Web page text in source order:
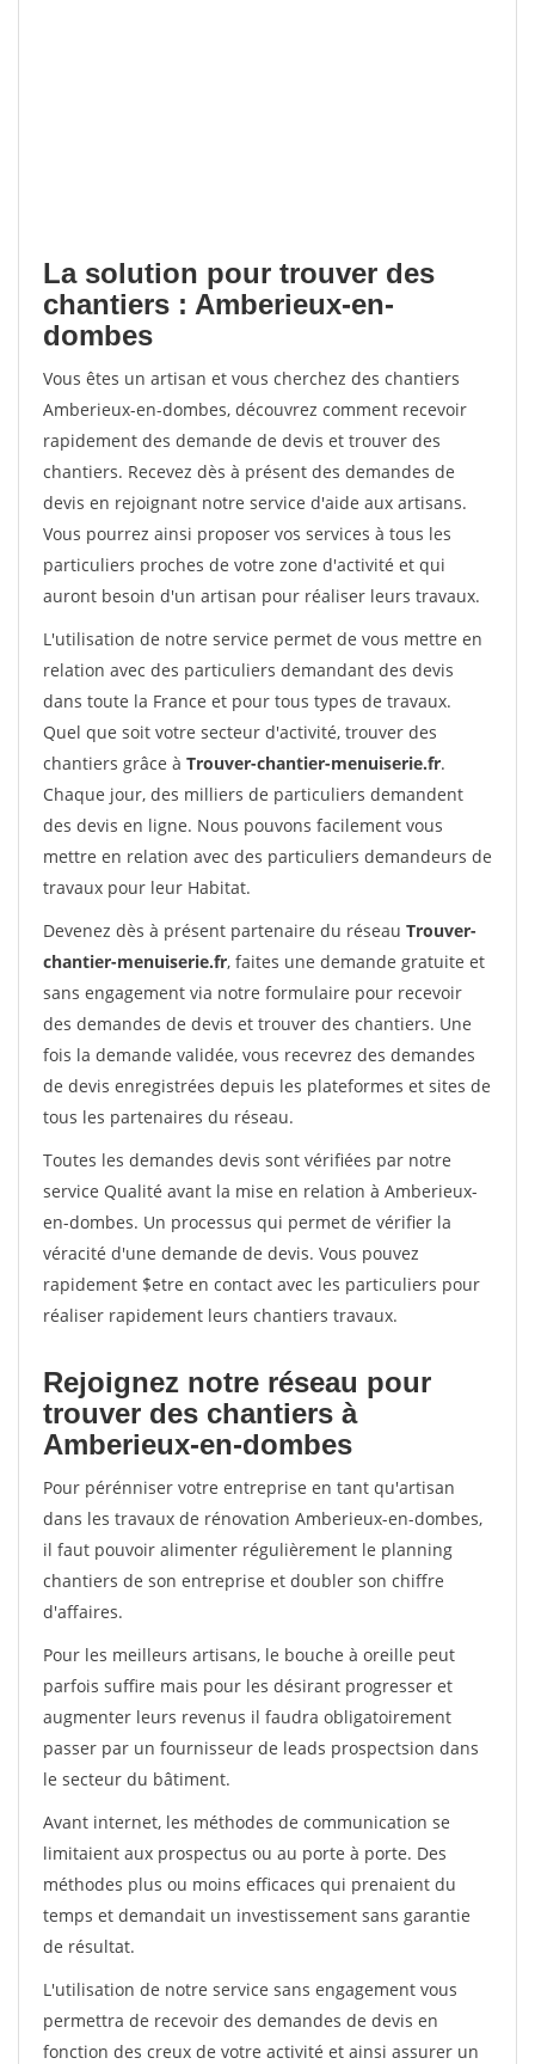
La solution pour trouver des
chantiers : Amberieux-en-
dombes
Vous êtes un artisan et vous cherchez des chantiers
Amberieux-en-dombes, découvrez comment recevoir
rapidement des demande de devis et trouver des
chantiers. Recevez dès à présent des demandes de
devis en rejoignant notre service d'aide aux artisans.
Vous pourrez ainsi proposer vos services à tous les
particuliers proches de votre zone d'activité et qui
auront besoin d'un artisan pour réaliser leurs travaux.
L'utilisation de notre service permet de vous mettre en
relation avec des particuliers demandant des devis
dans toute la France et pour tous types de travaux.
Quel que soit votre secteur d'activité, trouver des
chantiers grâce à Trouver-chantier-menuiserie.fr.
Chaque jour, des milliers de particuliers demandent
des devis en ligne. Nous pouvons facilement vous
mettre en relation avec des particuliers demandeurs de
travaux pour leur Habitat.
Devenez dès à présent partenaire du réseau Trouver-
chantier-menuiserie.fr, faites une demande gratuite et
sans engagement via notre formulaire pour recevoir
des demandes de devis et trouver des chantiers. Une
fois la demande validée, vous recevrez des demandes
de devis enregistrées depuis les plateformes et sites de
tous les partenaires du réseau.
Toutes les demandes devis sont vérifiées par notre
service Qualité avant la mise en relation à Amberieux-
en-dombes. Un processus qui permet de vérifier la
véracité d'une demande de devis. Vous pouvez
rapidement $etre en contact avec les particuliers pour
réaliser rapidement leurs chantiers travaux.
Rejoignez notre réseau pour
trouver des chantiers à
Amberieux-en-dombes
Pour pérénniser votre entreprise en tant qu'artisan
dans les travaux de rénovation Amberieux-en-dombes,
il faut pouvoir alimenter régulièrement le planning
chantiers de son entreprise et doubler son chiffre
d'affaires.
Pour les meilleurs artisans, le bouche à oreille peut
parfois suffire mais pour les désirant progresser et
augmenter leurs revenus il faudra obligatoirement
passer par un fournisseur de leads prospectsion dans
le secteur du bâtiment.
Avant internet, les méthodes de communication se
limitaient aux prospectus ou au porte à porte. Des
méthodes plus ou moins efficaces qui prenaient du
temps et demandait un investissement sans garantie
de résultat.
L'utilisation de notre service sans engagement vous
permettra de recevoir des demandes de devis en
fonction des creux de votre activité et ainsi assurer un